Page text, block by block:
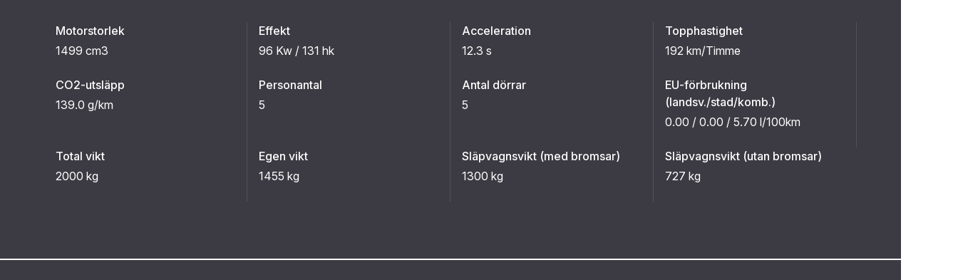
Motorstorlek
1499 cm3
Effekt
96 Kw / 131 hk
Acceleration
12.3 s
Topphastighet
192 km/Timme
CO2-utsläpp
139.0 g/km
Personantal
5
Antal dörrar
5
EU-förbrukning
(landsv./stad/komb.)
0.00 / 0.00 / 5.70 l/100km
Total vikt
2000 kg
Egen vikt
1455 kg
Släpvagnsvikt (med bromsar)
1300 kg
Släpvagnsvikt (utan bromsar)
727 kg